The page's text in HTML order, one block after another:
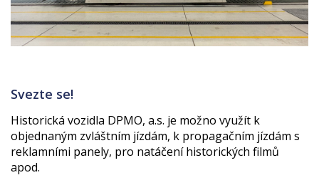
Svezte se!
Historická vozidla DPMO, a.s. je možno využít k
objednaným zvláštním jízdám, k propagačním jízdám s
reklamními panely, pro natáčení historických filmů
apod.